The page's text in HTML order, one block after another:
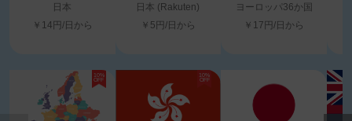
日本
￥14円/日から
日本 (Rakuten)
￥5円/日から
ヨーロッパ36か国
￥17円/日から
10%
OFF
10%
OFF